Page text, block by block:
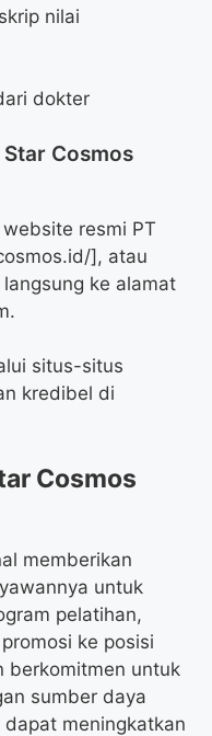
nilai
dokter
Cosmos
resmi PT
], atau
ke alamat
situs-situs
kredibel di
Cosmos
memberikan
untuk
pelatihan,
ke posisi
berkomitmen untuk
sumber daya
meningkatkan